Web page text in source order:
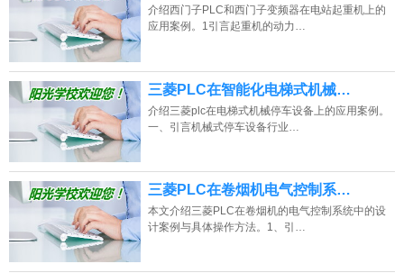
介绍西门子PLC和西门子变频器在电站起重机上的
应用案例。1引言起重机的动力…
三菱PLC在智能化电梯式机械…
介绍三菱plc在电梯式机械停车设备上的应用案例。
一、引言机械式停车设备行业…
三菱PLC在卷烟机电气控制系…
本文介绍三菱PLC在卷烟机的电气控制系统中的设
计案例与具体操作方法。1、引…